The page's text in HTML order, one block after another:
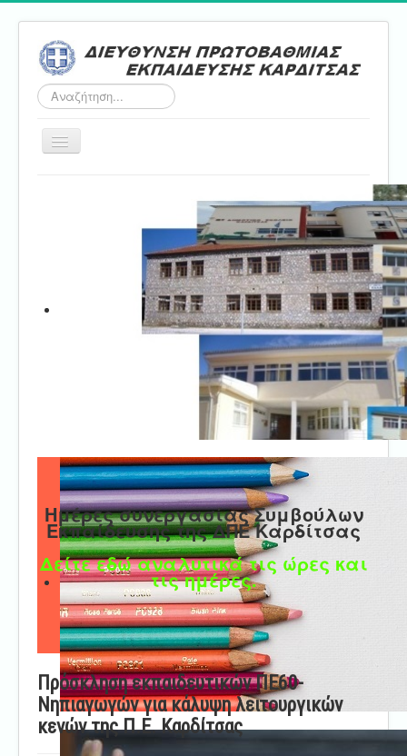
Αναζήτηση...
Εναλλαγή
Ημέρες συνεργασίας Συμβούλων
Εκπαίδευσης της ΔΠΕ Καρδίτσας
Δείτε εδώ αναλυτικά τις ώρες και
τις ημέρες.
Πρόσκληση εκπαιδευτικών ΠΕ60-
Νηπιαγωγών για κάλυψη λειτουργικών
κενών της Π.Ε. Καρδίτσας